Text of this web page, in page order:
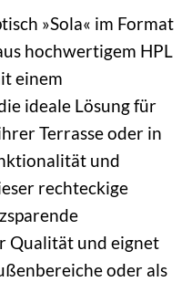
»Sola« im Format
hochwertigem HPL
einem
ideale Lösung für
Terrasse oder in
und
rechteckige
Qualität und eignet
oder als